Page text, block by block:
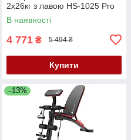
2х26кг з лавою HS-1025 Pro
В наявності
4 771 ₴ 5 494 ₴
Купити
–13%